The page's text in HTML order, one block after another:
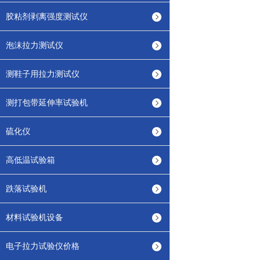
胶粘剂剥离强度测试仪
泡沫拉力测试仪
测鞋子用拉力测试仪
测打包带延伸率试验机
硫化仪
高低温试验箱
跌落试验机
材料试验机设备
电子拉力试验仪价格